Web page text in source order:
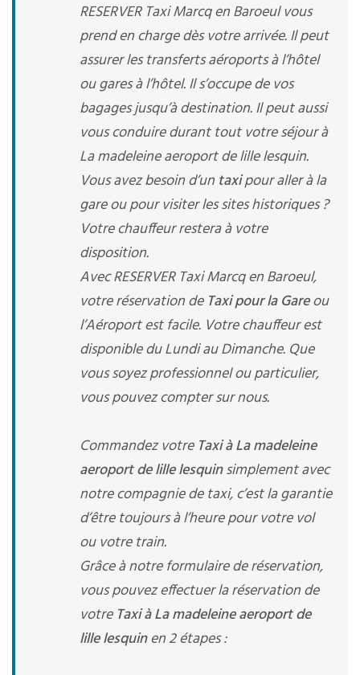
RESERVER Taxi Marcq en Baroeul vous
prend en charge dès votre arrivée. Il peut
assurer les transferts aéroports à l’hôtel
ou gares à l’hôtel. Il s’occupe de vos
bagages jusqu’à destination. Il peut aussi
vous conduire durant tout votre séjour à
La madeleine aeroport de lille lesquin.
Vous avez besoin d’un taxipour aller à la
gare ou pour visiter les sites historiques ?
Votre chauffeur restera à votre
disposition.
Avec RESERVER Taxi Marcq en Baroeul,
votre réservation de Taxi pour la Gareou
l’Aéroport est facile. Votre chauffeur est
disponible du Lundi au Dimanche. Que
vous soyez professionnel ou particulier,
vous pouvez compter sur nous.
Commandez votre Taxi à La madeleine
aeroport de lille lesquinsimplement avec
notre compagnie de taxi, c’est la garantie
d’être toujours à l’heure pour votre vol
ou votre train.
Grâce à notre formulaire de réservation,
vous pouvez effectuer la réservation de
votre Taxi à La madeleine aeroport de
lille lesquinen 2 étapes :